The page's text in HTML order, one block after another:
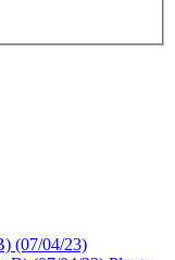
(07/04/23)